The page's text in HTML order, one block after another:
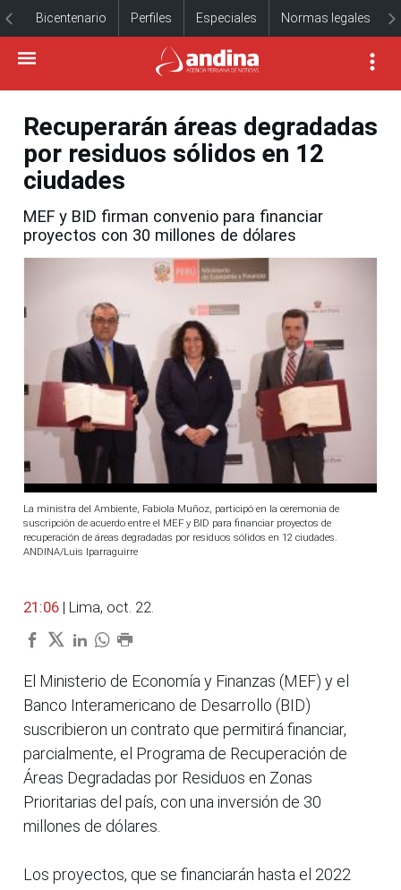
Bicentenario Perfiles Especiales Normas legales
Recuperarán áreas degradadas
por residuos sólidos en 12
ciudades
MEF y BID firman convenio para financiar
proyectos con 30 millones de dólares
La ministra del Ambiente, Fabiola Muñoz, participó en la ceremonia de
suscripción de acuerdo entre el MEF y BID para financiar proyectos de
recuperación de áreas degradadas por residuos sólidos en 12 ciudades.
ANDINA/Luis Iparraguirre
21:06 | Lima, oct. 22.
El Ministerio de Economía y Finanzas (MEF) y el
Banco Interamericano de Desarrollo (BID)
suscribieron un contrato que permitirá financiar,
parcialmente, el Programa de Recuperación de
Áreas Degradadas por Residuos en Zonas
Prioritarias del país, con una inversión de 30
millones de dólares.
Los proyectos, que se financiarán hasta el 2022